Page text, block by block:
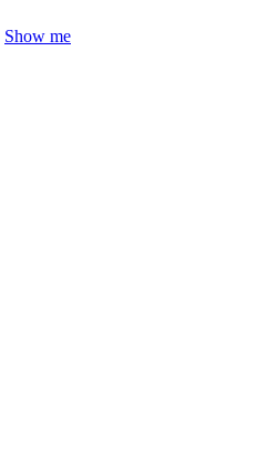
Show me